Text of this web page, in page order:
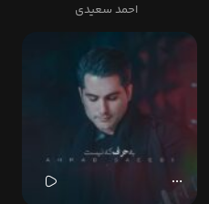
احمد سعیدی